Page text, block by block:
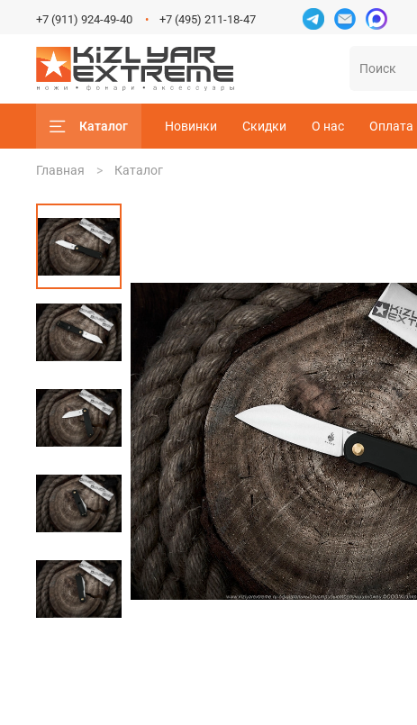
+7 (911) 924-49-40 +7 (495) 211-18-47
Каталог Новинки Скидки О нас Оплата
Главная Каталог